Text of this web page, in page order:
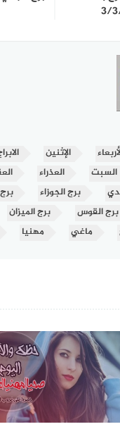
الإثنين
السبت العذراء
برج الجوزاء
برج القوس برج الميزان
ماغي مهنيا